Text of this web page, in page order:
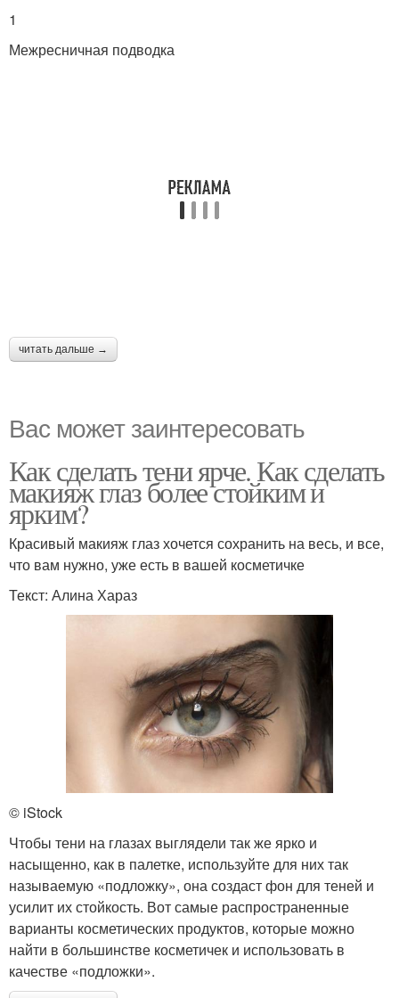
1
Межресничная подводка
читать дальше →
Вас может заинтересовать
Как сделать тени ярче. Как сделать
макияж глаз более стойким и
ярким?
Красивый макияж глаз хочется сохранить на весь, и все,
что вам нужно, уже есть в вашей косметичке
Текст: Алина Хараз
© iStock
Чтобы тени на глазах выглядели так же ярко и
насыщенно, как в палетке, используйте для них так
называемую «подложку», она создаст фон для теней и
усилит их стойкость. Вот самые распространенные
варианты косметических продуктов, которые можно
найти в большинстве косметичек и использовать в
качестве «подложки».